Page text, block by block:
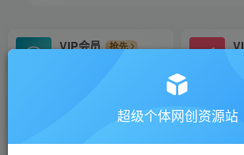
VIP会员
抢先
会员专属推广链接超级个体网创资源站